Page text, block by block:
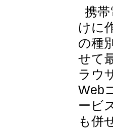
携
けに
の種
せて
ラウ
Web
ービ
も併